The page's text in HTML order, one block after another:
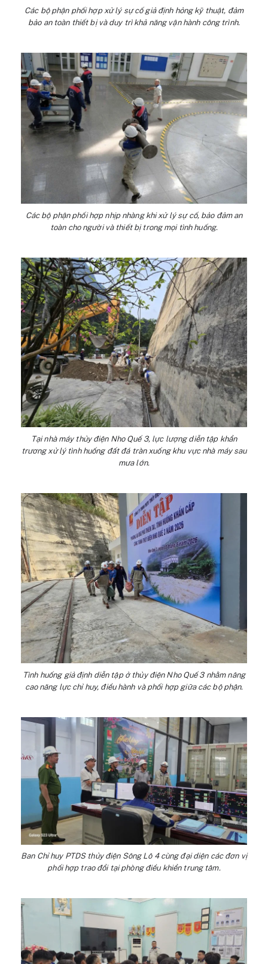
Các bộ phận phối hợp xử lý sự cố giả định hỏng kỹ thuật, đảm
bảo an toàn thiết bị và duy trì khả năng vận hành công trình.
Các bộ phận phối hợp nhịp nhàng khi xử lý sự cố, bảo đảm an
toàn cho người và thiết bị trong mọi tình huống.
Tại nhà máy thủy điện Nho Quế 3, lực lượng diễn tập khẩn
trương xử lý tình huống đất đá tràn xuống khu vực nhà máy sau
mưa lớn.
Tình huống giả định diễn tập ở thủy điện Nho Quế 3 nhằm nâng
cao năng lực chỉ huy, điều hành và phối hợp giữa các bộ phận.
Ban Chỉ huy PTDS thủy điện Sông Lô 4 cùng đại diện các đơn vị
phối hợp trao đổi tại phòng điều khiển trung tâm.